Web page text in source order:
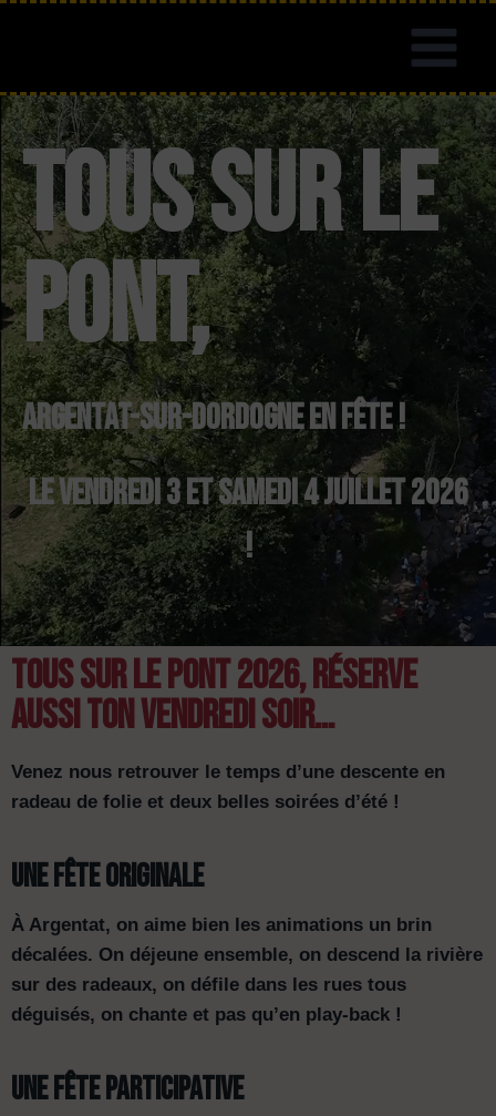
Tous sur le
Pont,
Argentat-sur-Dordogne en fête !
le VENdredi 3 et Samedi 4 juillet 2026
!
TOUS SUR LE PONT 2026, réserve
aussi ton vendredi soir...
Venez nous retrouver le temps d’une descente en
radeau de folie et deux belles soirées d’été !
Une fête originale
À Argentat, on aime bien les animations un brin
décalées. On déjeune ensemble, on descend la rivière
sur des radeaux, on défile dans les rues tous
déguisés, on chante et pas qu’en play-back !
Une fête participative